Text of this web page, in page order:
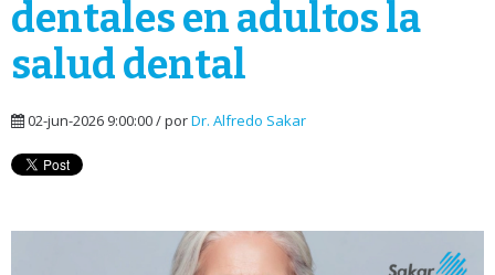
dentales en adultos la
salud dental
02-jun-2026 9:00:00 / porDr. Alfredo Sakar